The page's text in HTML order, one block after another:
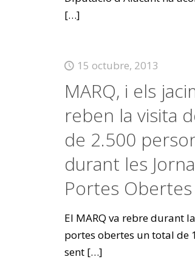
[…]
15 octubre, 2013
MARQ, i els
reben la visita
de 2.500
durant les
Portes Obertes
El MARQ va rebre durant
portes obertes un total de
sent[…]